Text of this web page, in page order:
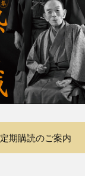
定期購読のご案内